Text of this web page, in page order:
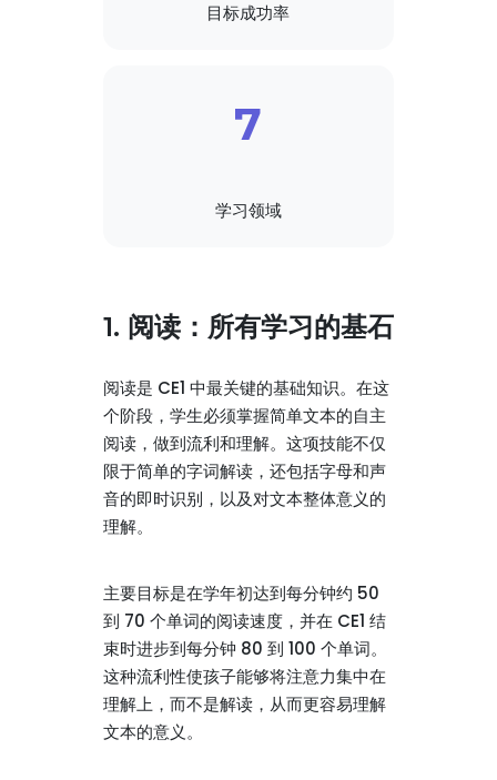
目标成功率
7
学习领域
1. 阅读：所有学习的基石
阅读是 CE1 中最关键的基础知识。在这
个阶段，学生必须掌握简单文本的自主
阅读，做到流利和理解。这项技能不仅
限于简单的字词解读，还包括字母和声
音的即时识别，以及对文本整体意义的
理解。
主要目标是在学年初达到每分钟约 50
到 70 个单词的阅读速度，并在 CE1 结
束时进步到每分钟 80 到 100 个单词。
这种流利性使孩子能够将注意力集中在
理解上，而不是解读，从而更容易理解
文本的意义。